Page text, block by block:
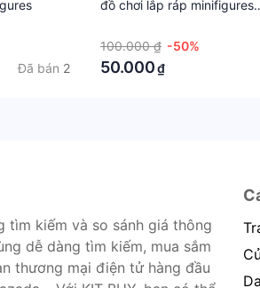
Đã bán 2
đồ chơi lắp ráp minifigures
100.000 ₫ -50%
50.000₫
tìm kiếm và so sánh giá thông
dễ dàng tìm kiếm, mua sắm
thương mại điện tử hàng đầu